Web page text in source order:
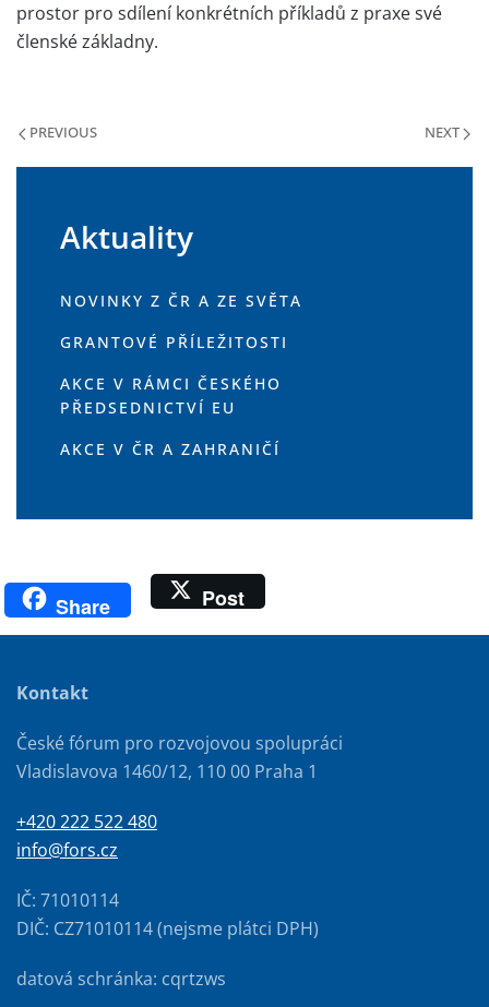
prostor pro sdílení konkrétních příkladů z praxe své
členské základny.
PREVIOUS NEXT
Aktuality
NOVINKY Z ČR A ZE SVĚTA
GRANTOVÉ PŘÍLEŽITOSTI
AKCE V RÁMCI ČESKÉHO
PŘEDSEDNICTVÍ EU
AKCE V ČR A ZAHRANIČÍ
Share Post
Kontakt
České fórum pro rozvojovou spolupráci
Vladislavova 1460/12, 110 00 Praha 1
+420 222 522 480
info@fors.cz
IČ: 71010114
DIČ: CZ71010114 (nejsme plátci DPH)
datová schránka: cqrtzws